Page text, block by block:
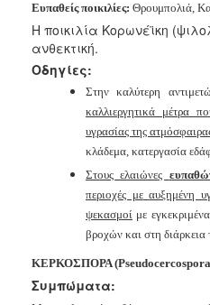
ΠΟΛΙΤΙΣΜΟΣ
ΑΝΘΕΚΤΙΚΗ
ΠΟΛΗ
Ευπαθείς ποικιλίες: Θρουμπολιά,
Η ποικιλία Κορωνέϊκη
ανθεκτική.
Οδηγίες:
Στην καλύτερη
καλλιεργητικά μέτρα
υγρασίας της
κλάδεμα, κατεργασία
Στους ελαιώνες
περιοχές με αυξημένη
ψεκασμοί με εγκεκριμένα
βροχών και στη διάρκεια
ΚΕΡΚΟΣΠΟΡΑ (Pseudocercospora
Συμπώματα: